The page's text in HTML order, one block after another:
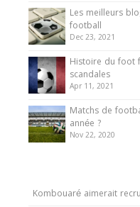
Les meilleurs
football
Dec 23, 2021
Histoire du foot
scandales
Apr 11, 2021
Matchs de
année ?
Nov 22, 2020
Kombouaré aimerait